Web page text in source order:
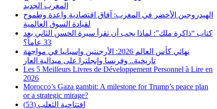
المغرب الجديد
الهيدروجين الأخضر في المغرب: آفاق اقتصادية واعدة وطموح
لقيادة السوق العالمية
كتاب “ذاكرة ملك”: لماذا يجب أن تقرأ سيرة الحسن الثاني بعد
33 عاماً؟
نهائي كأس العالم 2026: الأرجنتين وإسبانيا في مواجهة
تاريخية.. وفرنسا وإنجلترا على ميدالية العار
Les 5 Meilleurs Livres de Développement Personnel à Lire en
2026
Morocco’s Gaza gambit: A milestone for Trump’s peace plan
or a strategic mirage?
افتتاحية الثعلب (53)